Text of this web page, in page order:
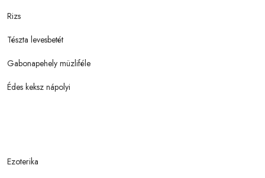
Rizs
Tészta levesbetét
Gabonapehely müzliféle
Édes keksz nápolyi
Ezoterika